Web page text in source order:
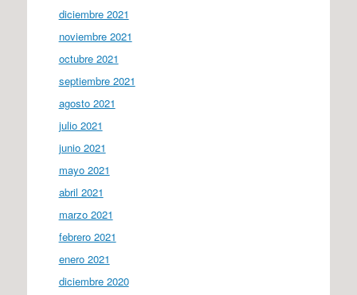
diciembre 2021
noviembre 2021
octubre 2021
septiembre 2021
agosto 2021
julio 2021
junio 2021
mayo 2021
abril 2021
marzo 2021
febrero 2021
enero 2021
diciembre 2020